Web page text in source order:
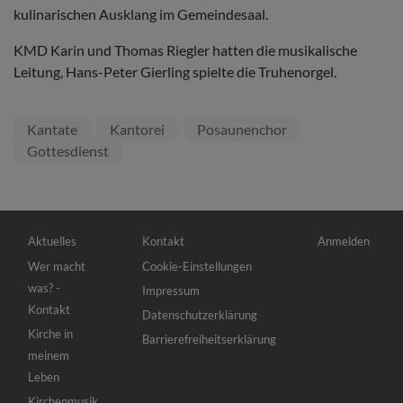
kulinarischen Ausklang im Gemeindesaal.
KMD Karin und Thomas Riegler hatten die musikalische
Leitung, Hans-Peter Gierling spielte die Truhenorgel.
Kantate Kantorei
Posaunenchor
Gottesdienst
Hauptnavigation
Aktuelles
Wer macht
was? -
Kontakt
Kirche in
meinem
Leben
Fußbereichsmenü
Kontakt
Cookie-Einstellungen
Impressum
Datenschutzerklärung
Barrierefreiheitserklärung
Benutzermenü
Anmelden